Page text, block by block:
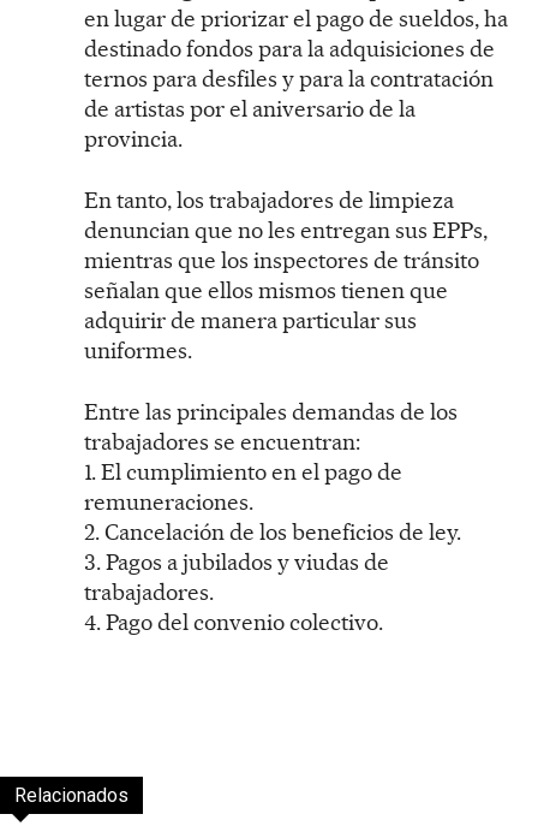
en lugar de priorizar el pago de sueldos, ha
destinado fondos para la adquisiciones de
ternos para desfiles y para la contratación
de artistas por el aniversario de la
provincia.
En tanto, los trabajadores de limpieza
denuncian que no les entregan sus EPPs,
mientras que los inspectores de tránsito
señalan que ellos mismos tienen que
adquirir de manera particular sus
uniformes.
Entre las principales demandas de los
trabajadores se encuentran:
1. El cumplimiento en el pago de
remuneraciones.
2. Cancelación de los beneficios de ley.
3. Pagos a jubilados y viudas de
trabajadores.
4. Pago del convenio colectivo.
Relacionados